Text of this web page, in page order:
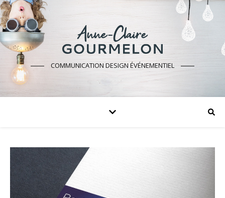
COMMUNICATION DESIGN ÉVÉNEMENTIEL